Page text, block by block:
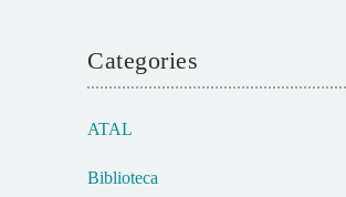
Categories
ATAL
Biblioteca